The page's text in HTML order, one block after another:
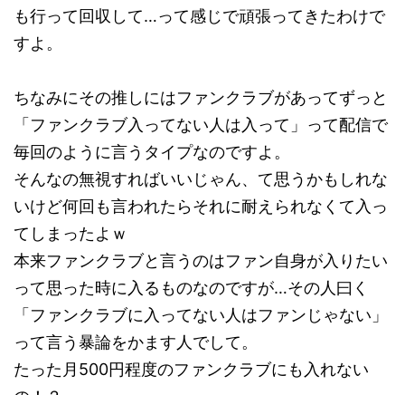
も行って回収して…って感じで頑張ってきたわけで
すよ。
ちなみにその推しにはファンクラブがあってずっと
「ファンクラブ入ってない人は入って」って配信で
毎回のように言うタイプなのですよ。
そんなの無視すればいいじゃん、て思うかもしれな
いけど何回も言われたらそれに耐えられなくて入っ
てしまったよｗ
本来ファンクラブと言うのはファン自身が入りたい
って思った時に入るものなのですが…その人曰く
「ファンクラブに入ってない人はファンじゃない」
って言う暴論をかます人でして。
たった月500円程度のファンクラブにも入れない